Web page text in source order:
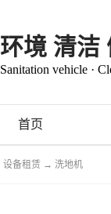
环境 清洁
Sanitation vehicle ·
首页
设备租赁 → 洗地机